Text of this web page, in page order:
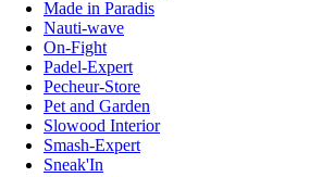
Made in Paradis
Nauti-wave
On-Fight
Padel-Expert
Pecheur-Store
Pet and Garden
Slowood Interior
Smash-Expert
Sneak'In